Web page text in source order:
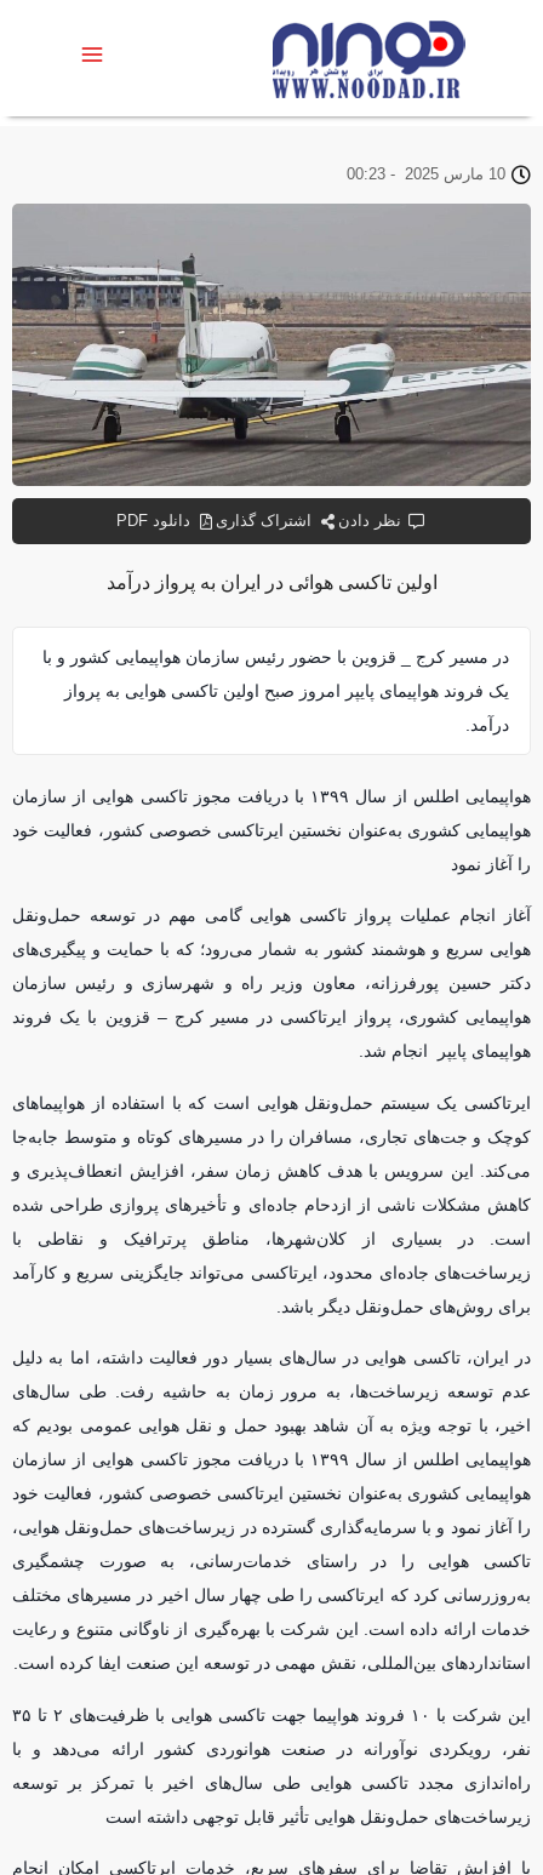
اولین تاکسی هوائی در ایران به پرواز درآمد
در مسیر کرج _ قزوین با حضور رئیس سازمان هواپیمایی کشور و با
یک فروند هواپیمای پایپر امروز صبح اولین تاکسی هوایی به پرواز
درآمد.
هواپیمایی اطلس از سال ۱۳۹۹ با دریافت مجوز تاکسی هوایی از سازمان
هواپیمایی کشوری به‌عنوان نخستین ایرتاکسی خصوصی کشور، فعالیت خود
را آغاز نمود
10 مارس 2025 -
00:23
نظر دادن اشتراک گذاری دانلود PDF
آغاز انجام عملیات پرواز تاکسی هوایی گامی مهم در توسعه حمل‌ونقل
هوایی سریع و هوشمند کشور به شمار می‌رود؛ که با حمایت و پیگیری‌های
دکتر حسین پورفرزانه، معاون وزیر راه و شهرسازی و رئیس سازمان
هواپیمایی کشوری، پرواز ایرتاکسی در مسیر کرج – قزوین با یک فروند
هواپیمای پایپر انجام شد.
ایرتاکسی یک سیستم حمل‌ونقل هوایی است که با استفاده از هواپیما‌های
کوچک و جت‌های تجاری، مسافران را در مسیر‌های کوتاه و متوسط جابه‌جا
می‌کند. این سرویس با هدف کاهش زمان سفر، افزایش انعطاف‌پذیری و
کاهش مشکلات ناشی از ازدحام جاده‌ای و تأخیر‌های پروازی طراحی شده
است. در بسیاری از کلان‌شهرها، مناطق پرترافیک و نقاطی با
زیرساخت‌های جاده‌ای محدود، ایرتاکسی می‌تواند جایگزینی سریع و کارآمد
برای روش‌های حمل‌ونقل دیگر باشد.
در ایران، تاکسی هوایی در سال‌های بسیار دور فعالیت داشته، اما به دلیل
عدم توسعه زیرساخت‌ها، به مرور زمان به حاشیه رفت. طی سال‌های
اخیر، با توجه ویژه به آن شاهد بهبود حمل و نقل هوایی عمومی بودیم که
هواپیمایی اطلس از سال ۱۳۹۹ با دریافت مجوز تاکسی هوایی از سازمان
هواپیمایی کشوری به‌عنوان نخستین ایرتاکسی خصوصی کشور، فعالیت خود
را آغاز نمود و با سرمایه‌گذاری گسترده در زیرساخت‌های حمل‌ونقل هوایی،
تاکسی هوایی را در راستای خدمات‌رسانی، به صورت چشمگیری
به‌روز‌رسانی کرد که ایرتاکسی را طی چهار سال اخیر در مسیر‌های مختلف
خدمات ارائه داده است. این شرکت با بهره‌گیری از ناوگانی متنوع و رعایت
استاندارد‌های بین‌المللی، نقش مهمی در توسعه این صنعت ایفا کرده است.
این شرکت با ۱۰ فروند هواپیما جهت تاکسی هوایی با ظرفیت‌های ۲ تا ۳۵
نفر، رویکردی نوآورانه در صنعت هوانوردی کشور ارائه می‌دهد و با
راه‌اندازی مجدد تاکسی هوایی طی سال‌های اخیر با تمرکز بر توسعه
زیرساخت‌های حمل‌ونقل هوایی تأثیر قابل توجهی داشته است
با افزایش تقاضا برای سفر‌های سریع، خدمات ایرتاکسی امکان انجام